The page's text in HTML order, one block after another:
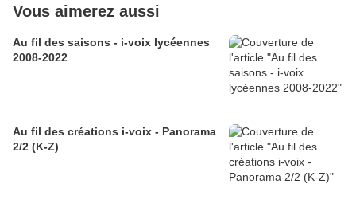
Vous aimerez aussi
Au fil des saisons - i-voix lycéennes
2008-2022
Au fil des créations i-voix - Panorama
2/2 (K-Z)